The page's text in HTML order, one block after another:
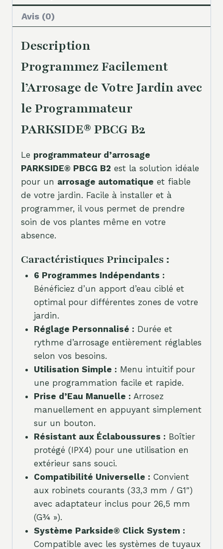
Avis (0)
Description
Programmez Facilement
l’Arrosage de Votre Jardin avec
le Programmateur
PARKSIDE® PBCG B2
Le programmateur d’arrosage
PARKSIDE® PBCG B2 est la solution idéale
pour un arrosage automatique et fiable
de votre jardin. Facile à installer et à
programmer, il vous permet de prendre
soin de vos plantes même en votre
absence.
Caractéristiques Principales :
6 Programmes Indépendants :
Bénéficiez d’un apport d’eau ciblé et
optimal pour différentes zones de votre
jardin.
Réglage Personnalisé : Durée et
rythme d’arrosage entièrement réglables
selon vos besoins.
Utilisation Simple : Menu intuitif pour
une programmation facile et rapide.
Prise d’Eau Manuelle : Arrosez
manuellement en appuyant simplement
sur un bouton.
Résistant aux Éclaboussures : Boîtier
protégé (IPX4) pour une utilisation en
extérieur sans souci.
Compatibilité Universelle : Convient
aux robinets courants (33,3 mm / G1″)
avec adaptateur inclus pour 26,5 mm
(G¾ »).
Système Parkside® Click System :
Compatible avec les systèmes de tuyaux